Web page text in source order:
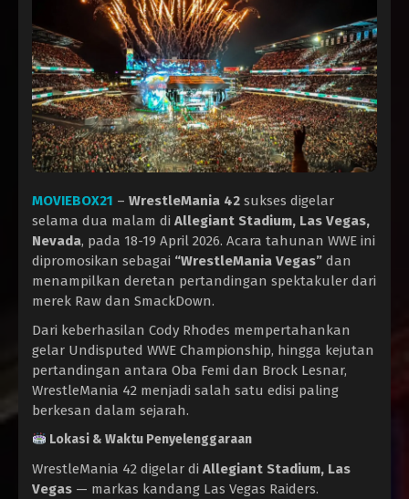
MOVIEBOX21 – WrestleMania 42 sukses digelar
selama dua malam di Allegiant Stadium, Las Vegas,
Nevada, pada 18-19 April 2026. Acara tahunan WWE ini
dipromosikan sebagai “WrestleMania Vegas” dan
menampilkan deretan pertandingan spektakuler dari
merek Raw dan SmackDown.
Dari keberhasilan Cody Rhodes mempertahankan
gelar Undisputed WWE Championship, hingga kejutan
pertandingan antara Oba Femi dan Brock Lesnar,
WrestleMania 42 menjadi salah satu edisi paling
berkesan dalam sejarah.
Lokasi & Waktu Penyelenggaraan
WrestleMania 42 digelar di Allegiant Stadium, Las
Vegas — markas kandang Las Vegas Raiders.